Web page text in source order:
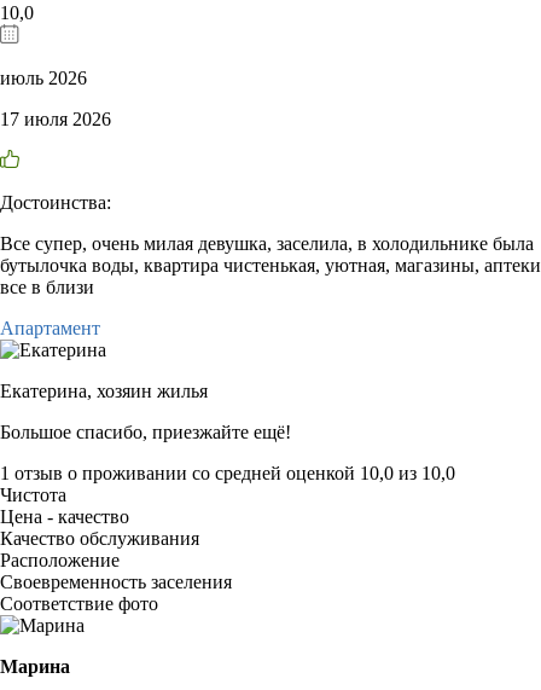
10,0
июль 2026
17 июля 2026
Достоинства:
Все супер, очень милая девушка, заселила, в холодильнике была
бутылочка воды, квартира чистенькая, уютная, магазины, аптеки
все в близи
Апартамент
Екатерина, хозяин жилья
Большое спасибо, приезжайте ещё!
1 отзыв о проживании со средней оценкой 10,0 из 10,0
Чистота
Цена - качество
Качество обслуживания
Расположение
Своевременность заселения
Соответствие фото
Марина